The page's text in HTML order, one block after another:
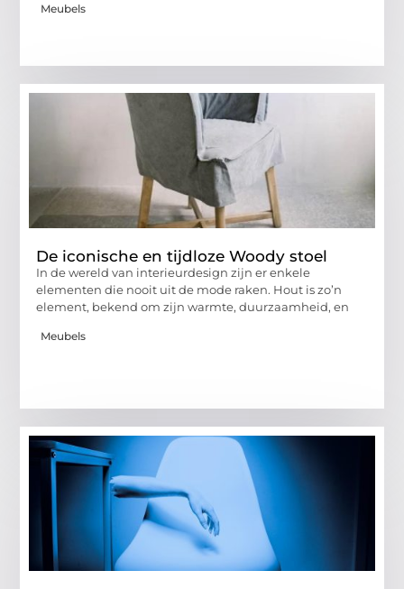
Meubels
De iconische en tijdloze Woody stoel
In de wereld van interieurdesign zijn er enkele
elementen die nooit uit de mode raken. Hout is zo’n
element, bekend om zijn warmte, duurzaamheid, en
Meubels